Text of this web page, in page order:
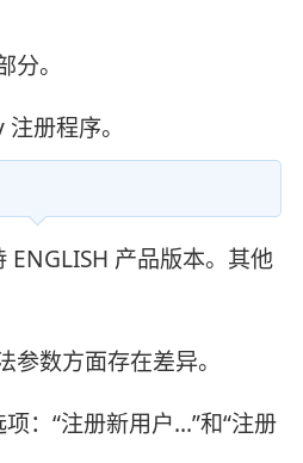
。
册程序。
ENGLISH 产品版本。其他
数方面存在差异。
：“注册新用户...”和“注册